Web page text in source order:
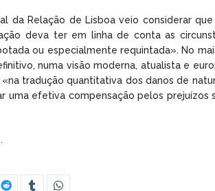
da Relação de Lisboa veio considerar
deva ter em linha de conta as
ou especialmente requintada». No
numa visão moderna, atualista e
tradução quantitativa dos danos de
uma efetiva compensação pelos